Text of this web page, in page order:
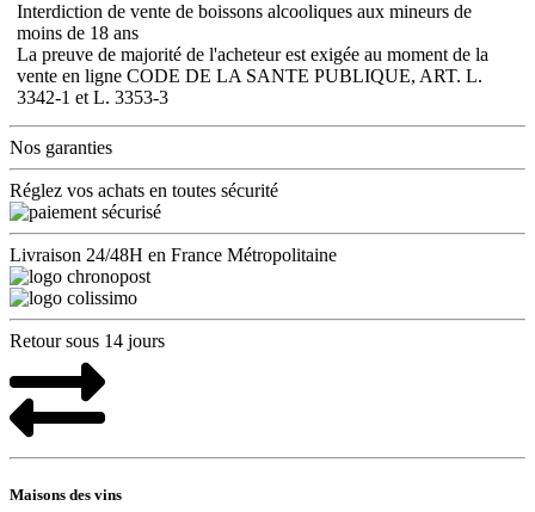
Interdiction de vente de boissons alcooliques aux mineurs de
moins de 18 ans
La preuve de majorité de l'acheteur est exigée au moment de la
vente en ligne CODE DE LA SANTE PUBLIQUE, ART. L.
3342-1 et L. 3353-3
Nos garanties
Réglez vos achats en toutes sécurité
Livraison 24/48H en France Métropolitaine
Retour sous 14 jours
Maisons des vins